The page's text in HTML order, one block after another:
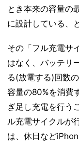
とき本来の容量の
に設計している、
その「フル充電サ
はなく、バッテリ
る(放電する)回数
容量の80%を消費
ぎ足し充電を行う
ル充電サイクルが
は、休日など